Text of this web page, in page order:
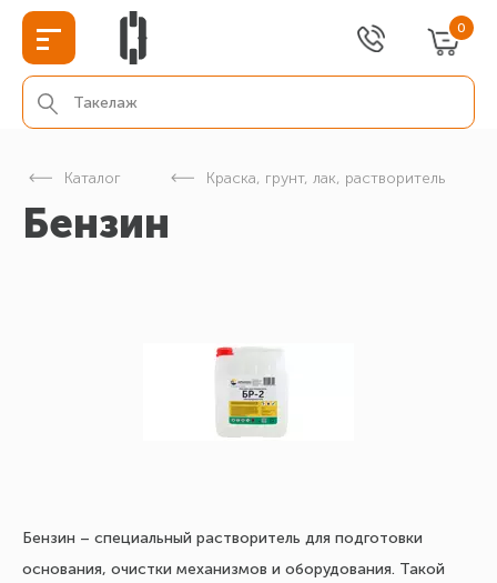
0
Каталог Краска, грунт, лак, растворитель
Бензин
Бензин – специальный растворитель для подготовки
основания, очистки механизмов и оборудования. Такой